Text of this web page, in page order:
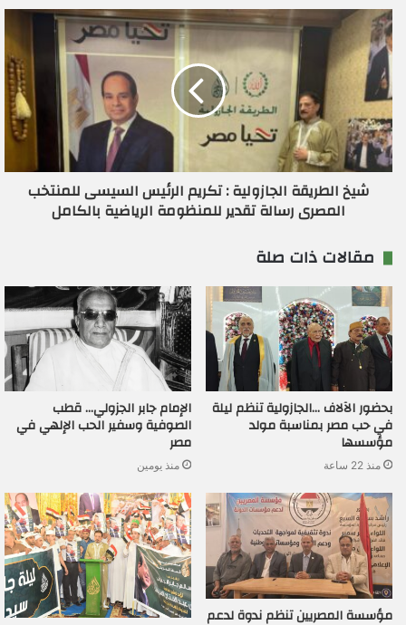
شيخ الطريقة الجازولية : تكريم الرئيس السيسى للمنتخب
المصرى رسالة تقدير للمنظومة الرياضية بالكامل
مقالات ذات صلة
بحضور الآلاف …الجازولية تنظم ليلة
في حب مصر بمناسبة مولد
مؤسسها
منذ 22 ساعة
الإمام جابر الجزولي… قطب
الصوفية وسفير الحب الإلهي في
مصر
منذ يومين
مؤسسة المصريين تنظم ندوة لدعم